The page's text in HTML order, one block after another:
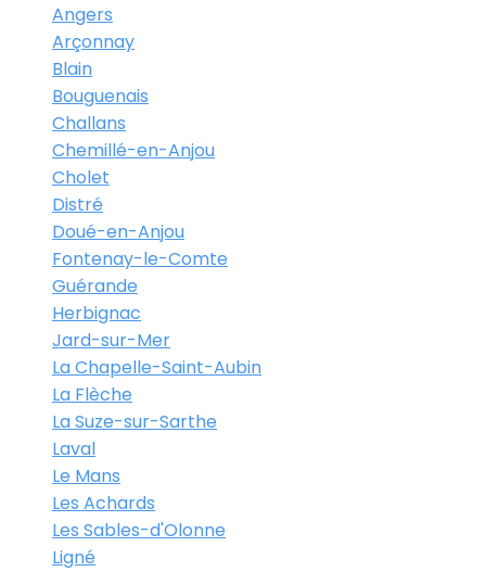
Angers
Arçonnay
Blain
Bouguenais
Challans
Chemillé-en-Anjou
Cholet
Distré
Doué-en-Anjou
Fontenay-le-Comte
Guérande
Herbignac
Jard-sur-Mer
La Chapelle-Saint-Aubin
La Flèche
La Suze-sur-Sarthe
Laval
Le Mans
Les Achards
Les Sables-d'Olonne
Ligné